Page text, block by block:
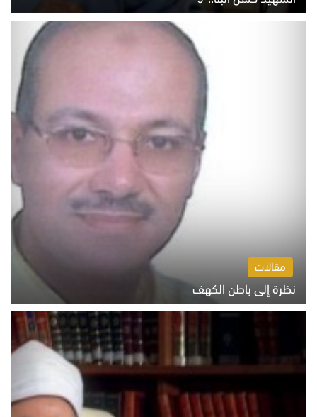
السبت 8 أغسطس 2026 10:46 ص
مقالات
نظرة إلى باطن الكهف
السبت 8 أغسطس 2026 11:04 ص